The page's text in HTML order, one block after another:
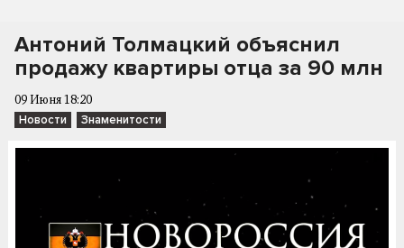
Антоний Толмацкий объяснил
продажу квартиры отца за 90 млн
09 Июня 18:20
Новости Знаменитости